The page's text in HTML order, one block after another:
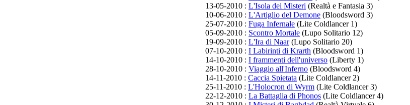
13-05-2010 : L'Isola dei Misteri (Realtà e Fantasia 3)
10-06-2010 : L'Artiglio del Demone (Bloodsword 3)
25-07-2010 : Fuga Infernale (Lite Coldlancer 1)
05-09-2010 : Scontro Mortale (Lupo Solitario 12)
19-09-2010 : L'Ira di Naar(Lupo Solitario 20)
07-10-2010 : I Labirinti di Krarth (Bloodsword 1)
14-10-2010 : I frammenti dell'universo (Liberty 1)
28-10-2010 : Viaggio all'Inferno (Bloodsword 4)
14-11-2010 : Caccia Spietata (Lite Coldlancer 2)
25-11-2010 : L'Holocron di Wyrm (Lite Coldlancer 3)
22-12-2010 : La Battaglia di Phonos (Lite Coldlancer 4)